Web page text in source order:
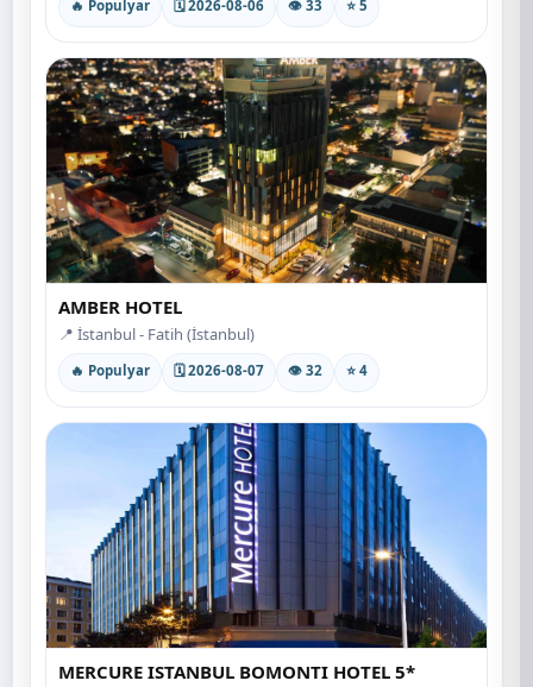
🔥 Populyar 🗓 2026-08-06 👁 33 ⭐ 5
AMBER HOTEL
📍 İstanbul - Fatih (İstanbul)
🔥 Populyar 🗓 2026-08-07 👁 32 ⭐ 4
MERCURE ISTANBUL BOMONTI HOTEL 5*